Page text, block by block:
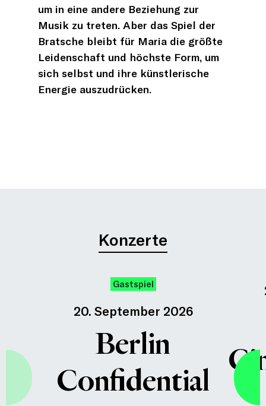
um in eine andere Beziehung zur
Musik zu treten. Aber das Spiel der
Bratsche bleibt für Maria die größte
Leidenschaft und höchste Form, um
sich selbst und ihre künstlerische
Energie auszudrücken.
Konzerte
Gastspiel
20. September 2026
Berlin
Confidential